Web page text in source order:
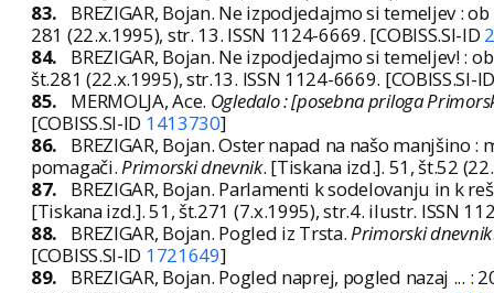
83.
BREZIGAR, Bojan. Ne izpodjedajmo si temeljev :
281 (22.x.1995), str. 13. ISSN 1124-6669. [COBISS.SI-ID
84.
BREZIGAR, Bojan. Ne izpodjedajmo si temeljev! :
št.281 (22.x.1995), str.13. ISSN 1124-6669. [COBISS.SI-
85.
MERMOLJA, Ace. Ogledalo : [posebna priloga
[COBISS.SI-ID 1413730]
86.
BREZIGAR, Bojan. Oster napad na našo manjšino
pomagači.Primorski dnevnik. [Tiskana izd.]. 51, št.52
87.
BREZIGAR, Bojan. Parlamenti k sodelovanju in k
[Tiskana izd.]. 51, št.271 (7.x.1995), str.4. ilustr. ISSN
88.
BREZIGAR, Bojan. Pogled iz Trsta.Primorski dnevnik
[COBISS.SI-ID 1721649]
89.
BREZIGAR, Bojan. Pogled naprej, pogled nazaj ... :